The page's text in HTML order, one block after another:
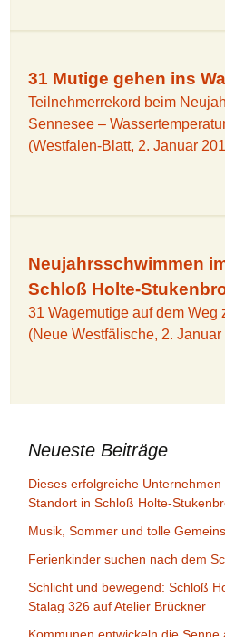
31 Mutige gehen ins
Teilnehmerrekord beim
Sennesee –
(Westfalen-Blatt, 2. Januar
Neujahrsschwimmen
Schloß Holte-
31 Wagemutige auf dem Weg
(Neue Westfälische, 2. Januar
Neueste Beiträge
Dieses erfolgreiche
Standort in Schloß Holte-
Musik, Sommer und tolle
Ferienkinder suchen nach dem
Schlicht und bewegend: Schloß
Stalag 326 auf Atelier Brückner